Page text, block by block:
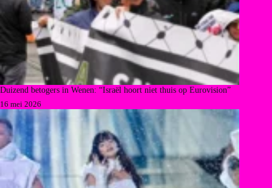
Duizend betogers in Wenen: “Israël hoort niet thuis op Eurovision”
16 mei 2026